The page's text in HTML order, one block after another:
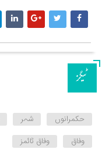
ٹیگز
حکمرانوں شہر
وفاق
وفاق ٹائمز